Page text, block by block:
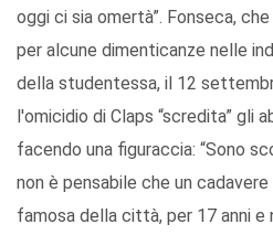
oggi ci sia omertà”. Fonseca,
per alcune dimenticanze nelle
della studentessa, il 12
l'omicidio di Claps “scredita” gli
facendo una figuraccia: “Sono
non è pensabile che un cadavere
famosa della città, per 17 anni e